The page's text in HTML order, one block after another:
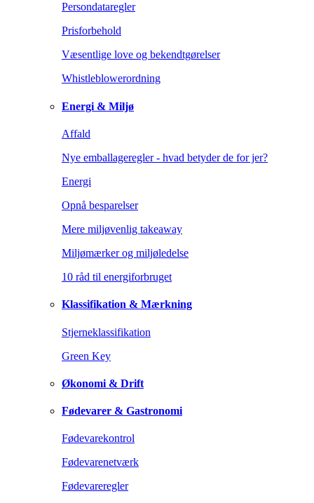
Persondataregler
Prisforbehold
Væsentlige love og bekendtgørelser
Whistleblowerordning
Energi & Miljø
Affald
Nye emballageregler - hvad betyder de for jer?
Energi
Opnå besparelser
Mere miljøvenlig takeaway
Miljømærker og miljøledelse
10 råd til energiforbruget
Klassifikation & Mærkning
Stjerneklassifikation
Green Key
Økonomi & Drift
Fødevarer & Gastronomi
Fødevarekontrol
Fødevarenetværk
Fødevareregler